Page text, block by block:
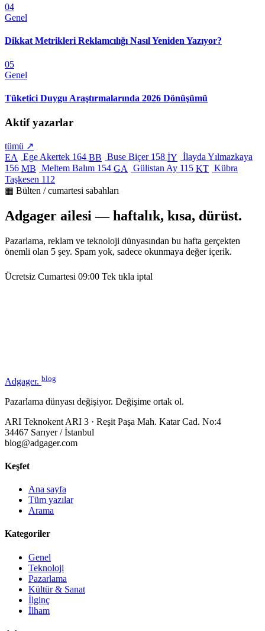
04
Genel
Dikkat Metrikleri Reklamcılığı Nasıl Yeniden Yazıyor?
05
Genel
Tüketici Duygu Araştırmalarında 2026 Dönüşümü
Aktif yazarlar
tümü ↗
EA
Ege Akertek 164 BB Buse Biçer 158 İY İlayda Yılmazkaya
156 MB Meltem Balım 154 GA Gülistan Ay 115 KT Kübra
Taşkesen 112
▦ Bülten / cumartesi sabahları
Adgager ailesi — haftalık, kısa, dürüst.
Pazarlama, reklam ve teknoloji dünyasından bu hafta gerçekten
önemli olan 5 şey. Spam yok, sadece okunmaya değer içerik.
Ücretsiz Cumartesi 09:00 Tek tıkla iptal
Adgager. blog
Pazarlama dünyası değişiyor. Değişime ortak ol.
ARI Teknokent ARI 3 · Reşit Paşa Mah. Katar Cad. No:4
34467 Sarıyer / İstanbul
blog@adgager.com
Keşfet
Ana sayfa
Tüm yazılar
Arama
Kategoriler
Genel
Teknoloji
Pazarlama
Kültür & Sanat
İlginç
İlham